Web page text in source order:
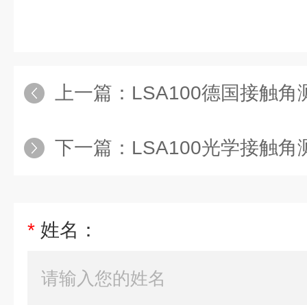
上一篇： LSA100德国接触角
下一篇： LSA100光学接触角
* 姓名：